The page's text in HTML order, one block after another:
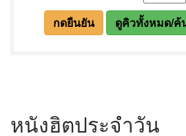
หนังฮิตประจำวัน